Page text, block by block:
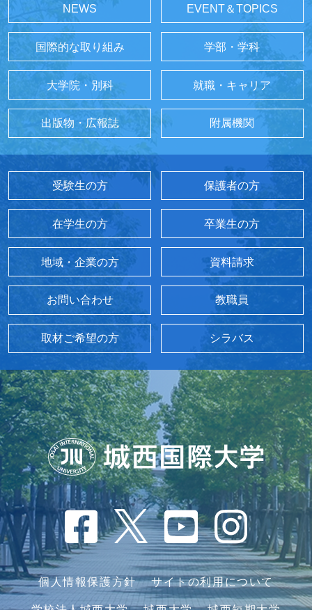
NEWS EVENT＆TOPICS
国際的な取り組み 学部・学科
大学院・別科 就職・キャリア
出版物・広報誌 附属機関
受験生の方 保護者の方
在学生の方 卒業生の方
地域・企業の方 資料請求
お問い合わせ 教職員
取材ご希望の方 シラバス
個人情報保護方針 サイトの利用について